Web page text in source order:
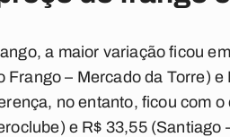
a maior variação ficou
Frango – Mercado da Torre)
no entanto, ficou com
e R$ 33,55 (Santiago